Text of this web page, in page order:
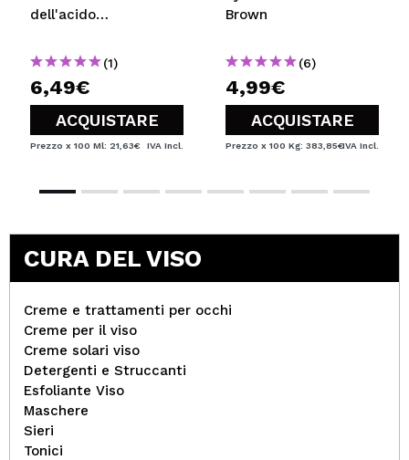
dell'acido
(1)
6,49€
ACQUISTARE
Prezzo x 100 Ml: 21,63€ IVA Incl.
Brown
(6)
4,99€
ACQUISTARE
Prezzo x 100 Kg: 383,85€IVA Incl.
CURA DEL VISO
Creme e trattamenti per occhi
Creme per il viso
Creme solari viso
Detergenti e Struccanti
Esfoliante Viso
Maschere
Sieri
Tonici